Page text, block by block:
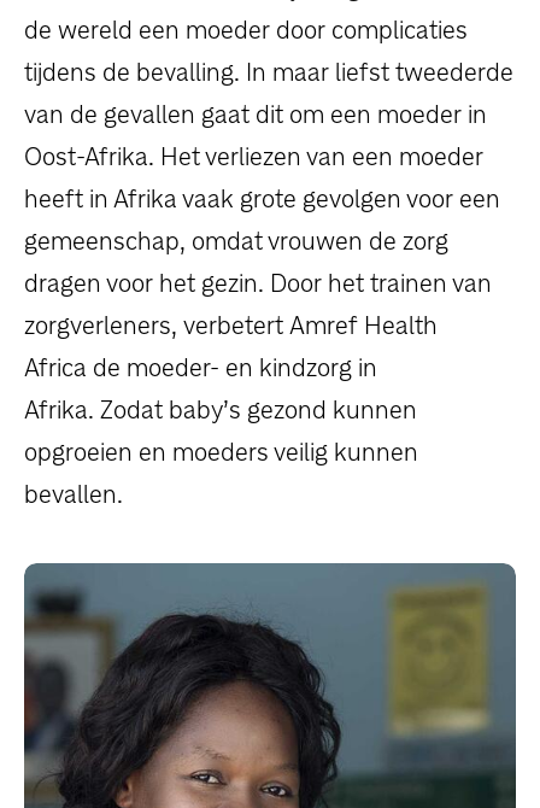
dossiers
persoonlijke verhalen
voor bedrijven
contact
pers
de wereld een moeder door complicaties
tijdens de bevalling. In maar liefst tweederde
van de gevallen gaat dit om een moeder in
Oost-Afrika. Het verliezen van een moeder
heeft in Afrika vaak grote gevolgen voor een
gemeenschap, omdat vrouwen de zorg
dragen voor het gezin. Door het trainen van
zorgverleners, verbetert Amref Health
Africa de moeder- en kindzorg in
Afrika. Zodat baby’s gezond kunnen
opgroeien en moeders veilig kunnen
bevallen.